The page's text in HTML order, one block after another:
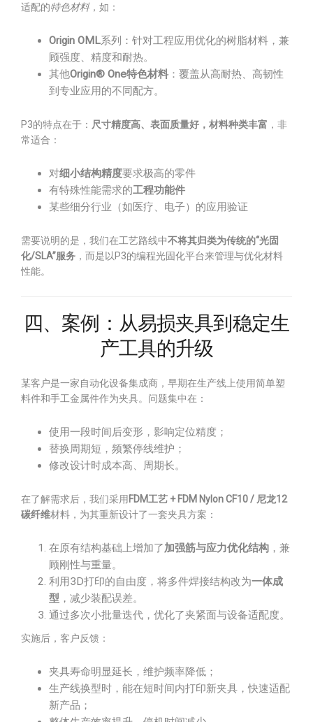
适配的特色材料，如：
Origin OML系列：针对工程应用优化的树脂材料，兼
顾强度、精度和耐热。
其他Origin® One特色材料 ：覆盖从高耐热、高韧性
到专业应用的不同配方。
P3的特点在于： 尺寸精度高、表面质量好，材料种类丰富 ，非
常适合：
对细小结构精度要求极高的零件
有特殊性能需求的工程功能件
某些细分行业（如医疗、电子）的应用验证
需要说明的是，我们在工艺路线中不将其归类为传统的“光固
化/SLA”服务 ，而是以P3的编程光固化平台来管理与优化材料
性能。
四、案例：从易损夹具到稳定生
产工具的升级
某客户是一家自动化设备集成商，早期在生产线上使用简单塑
料件和手工金属件作为夹具。问题集中在：
使用一段时间后变形，影响定位精度；
替换周期短，频繁停线维护；
修改设计时成本高、周期长。
在了解需求后，我们采用 FDM工艺 + FDM Nylon CF10 / 尼龙12
碳纤维材料，为其重新设计了一套夹具方案：
在原有结构基础上增加了加强筋与应力优化结构 ，兼
顾刚性与重量。
利用3D打印的自由度，将多件焊接结构改为一体成
型 ，减少装配误差。
通过多次小批量迭代，优化了夹紧面与设备适配度。
实施后，客户反馈：
夹具寿命明显延长，维护频率降低；
生产线换型时，能在短时间内打印新夹具，快速适配
新产品；